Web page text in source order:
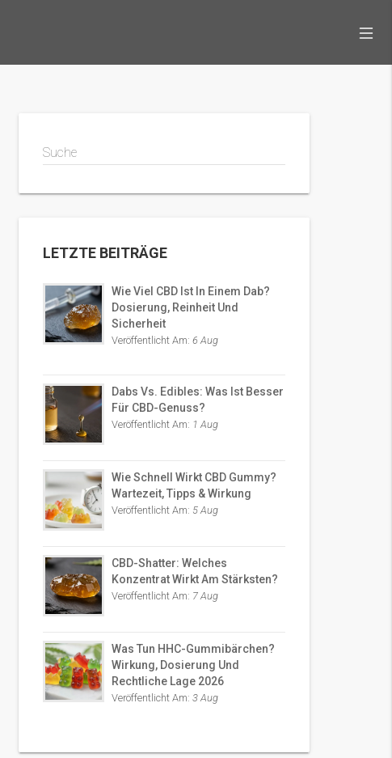
Suche
LETZTE BEITRÄGE
Wie Viel CBD Ist In Einem Dab?
Dosierung, Reinheit Und
Sicherheit
Veröffentlicht Am: 6 Aug
Dabs Vs. Edibles: Was Ist Besser
Für CBD-Genuss?
Veröffentlicht Am: 1 Aug
Wie Schnell Wirkt CBD Gummy?
Wartezeit, Tipps & Wirkung
Veröffentlicht Am: 5 Aug
CBD-Shatter: Welches
Konzentrat Wirkt Am Stärksten?
Veröffentlicht Am: 7 Aug
Was Tun HHC-Gummibärchen?
Wirkung, Dosierung Und
Rechtliche Lage 2026
Veröffentlicht Am: 3 Aug